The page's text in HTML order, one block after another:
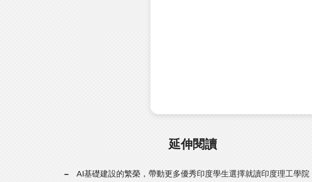
延伸閱讀
AI基礎建設的繁榮，帶動更多優秀印度學生選擇就讀印度理工學院